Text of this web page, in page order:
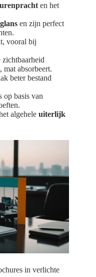
en het
glans en zijn perfect
vooral bij
zichtbaarheid
absorbeert.
beter bestand
basis van
algehele uiterlijk
in verlichte